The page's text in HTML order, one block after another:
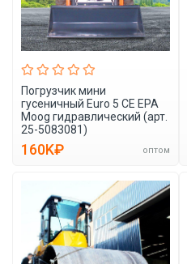
Погрузчик мини
гусеничный Euro 5 CE EPA
Moog гидравлический (арт.
25-5083081)
160K₽ оптом